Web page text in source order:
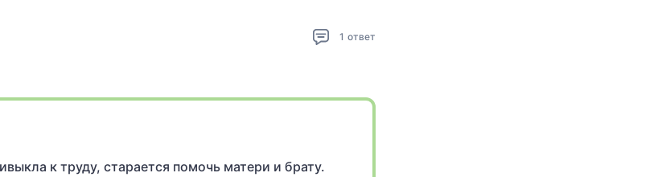
1 ответ
к труду, старается помочь матери и брату.